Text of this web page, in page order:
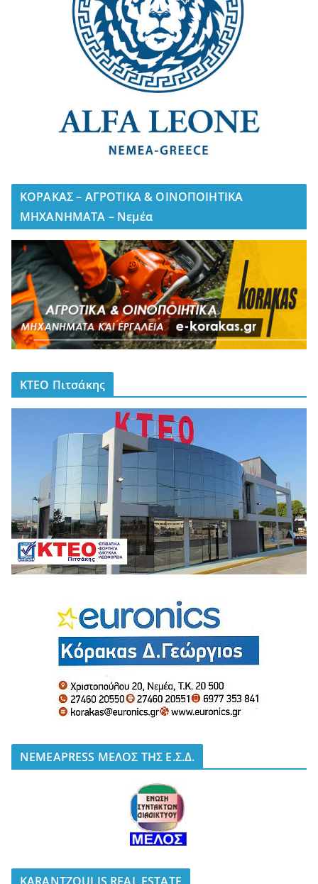
ΚΟΡΑΚΑΣ – ΑΓΡΟΤΙΚΑ & ΟΙΝΟΠΟΙΗΤΙΚΑ
ΜΗΧΑΝΗΜΑΤΑ – Νεμέα
ΚΤΕΟ Πιτσάκης
NEMEAPRESS ΜΕΛΟΣ ΤΗΣ Ε.Σ.Δ.